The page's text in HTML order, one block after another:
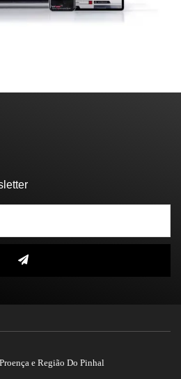
e Região Do Pinhal